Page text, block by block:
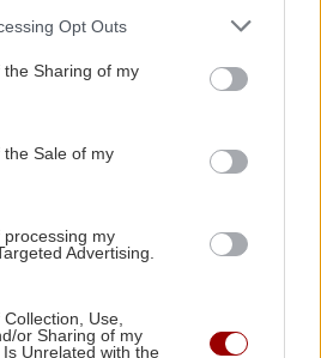
Opt Outs
Sharing of my
Sale of my
my
Advertising.
Use,
or Sharing of my
Unrelated with the
56 σοροί - Τρωκτικά
χώρο
Εντοπίστηκε σορός
13:31
για Marfin: Δεν είναι η
φωτογραφίες, είχε